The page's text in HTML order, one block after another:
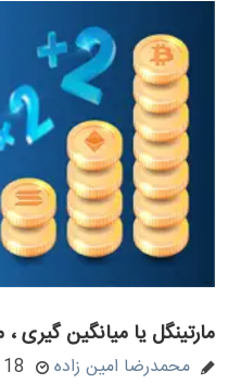
مارتینگل یا میانگین گیری
محمدرضا امین زاده 18 شهریور 1403